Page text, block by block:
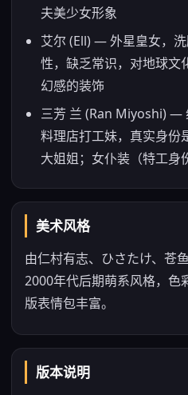
夫美少女形象
艾尔 (Ell) — 外星皇女，
性，缺乏常识，对地球文
幻感的装饰
三芳 兰 (Ran Miyoshi) —
料理店打工妹，真实身份
大姐姐；女仆装（特工身
美术风格
由仁村有志、ひさたけ、苍
2000年代后期萌系风格，色
版表情包丰富。
版本说明